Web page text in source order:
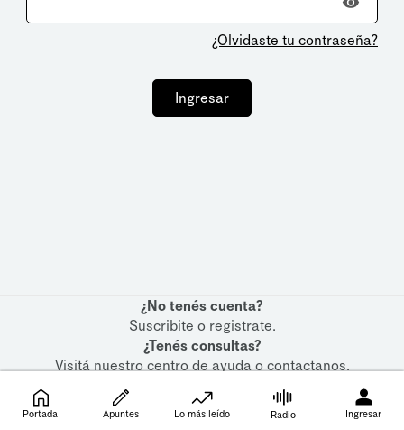
¿Olvidaste tu contraseña?
Ingresar
¿No tenés cuenta?
Suscribite o registrate.
¿Tenés consultas?
Visitá nuestrocentro de ayudaocontactanos.
Portada Apuntes Lo más leído Radio Ingresar